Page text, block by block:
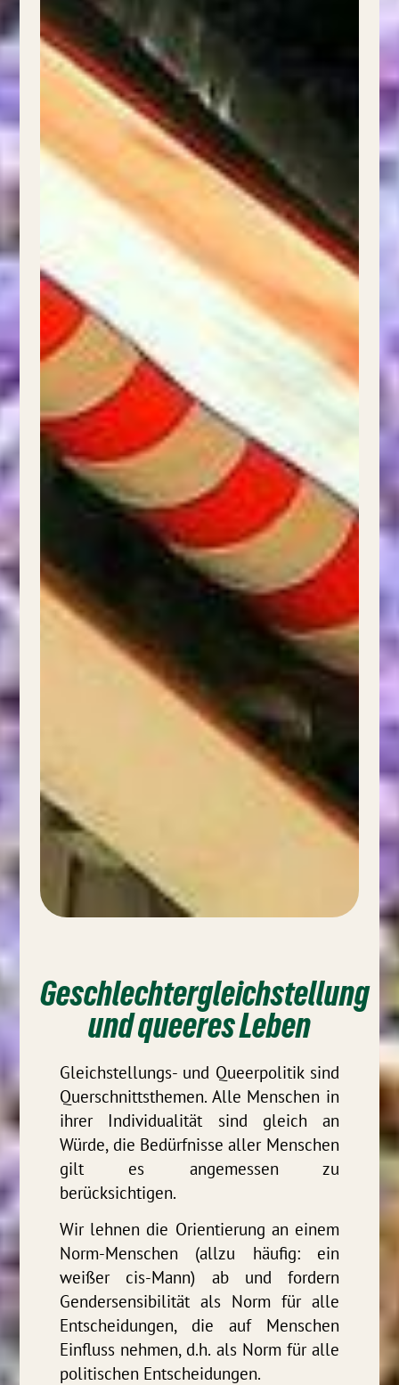
Geschlechtergleichstellung
und queeres Leben
Gleichstellungs- und Queerpolitik sind
Querschnittsthemen. Alle Menschen in
ihrer Individualität sind gleich an
Würde, die Bedürfnisse aller Menschen
gilt es angemessen zu
berücksichtigen.
Wir lehnen die Orientierung an einem
Norm-Menschen (allzu häufig: ein
weißer cis-Mann) ab und fordern
Gendersensibilität als Norm für alle
Entscheidungen, die auf Menschen
Einfluss nehmen, d.h. als Norm für alle
politischen Entscheidungen.